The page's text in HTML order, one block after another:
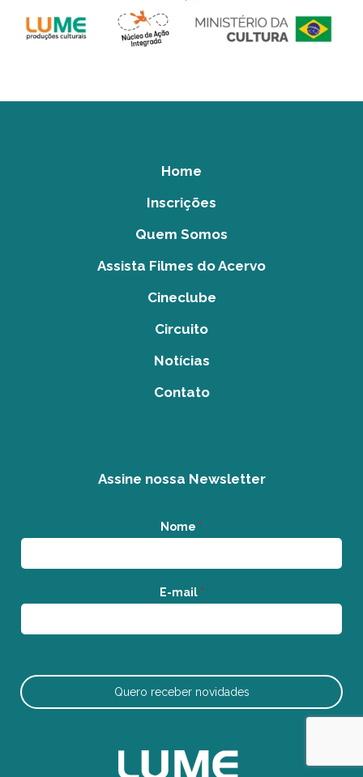
Home
Inscrições
Quem Somos
Assista Filmes do Acervo
Cineclube
Circuito
Notícias
Contato
Assine nossa Newsletter
Nome *
E-mail *
Quero receber novidades